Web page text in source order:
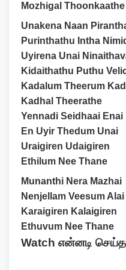
Mozhigal Thoonkaathe
Unakena Naan
Purinthathu Intha
Uyirena Unai
Kidaithathu Puthu
Kadalum Theerum
Kadhal Theerathe
Yennadi Seidhaai Enai
En Uyir Thedum Unai
Uraigiren Udaigiren
Ethilum Nee Thane
Munanthi Nera Mazhai
Nenjellam Veesum Alai
Karaigiren Kalaigiren
Ethuvum Nee Thane
Watch என்னடி